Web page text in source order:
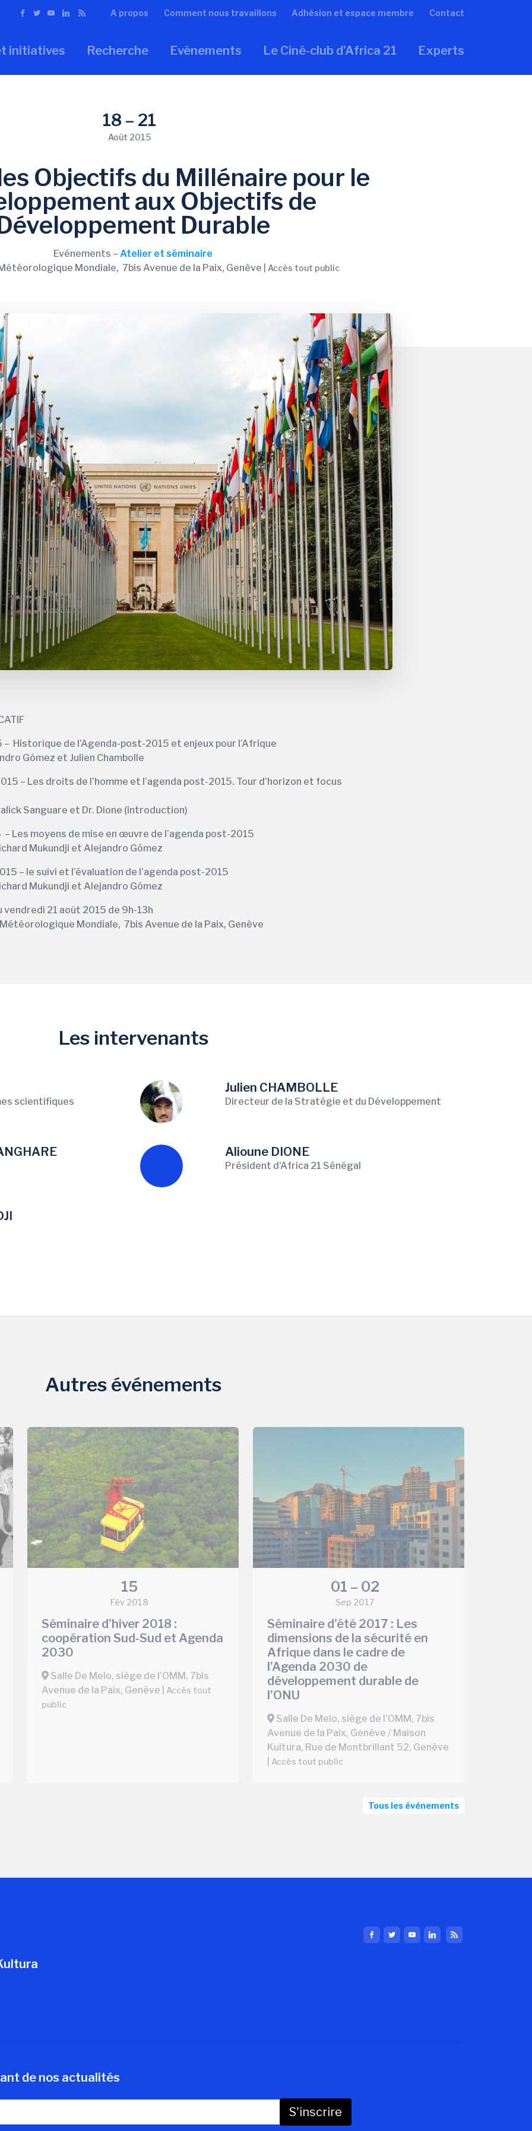
A propos Comment nous travaillons Adhésion et espace membre Contact
initiatives Recherche Evénements Le Ciné-club d’Africa 21 Experts
18 – 21
Août 2015
Objectifs du Millénaire pour le
aux Objectifs de
Durable
Evénements – Atelier et séminaire
Mondiale, 7bis Avenue de la Paix, Genève
| Accès tout public
– Historique de l’Agenda-post-2015 et enjeux pour l’Afrique
Gómez et Julien Chambolle
– Les droits de l’homme et l’agenda post-2015. Tour d’horizon et focus
Sanguare et Dr. Dione (introduction)
Les moyens de mise en œuvre de l’agenda post-2015
Mukundji et Alejandro Gómez
– le suivi et l’évaluation de l’agenda post-2015
Mukundji et Alejandro Gómez
vendredi 21 août 2015 de 9h-13h
Mondiale, 7bis Avenue de la Paix, Genève
Les intervenants
scientifiques
Julien CHAMBOLLE
Directeur de la Stratégie et du Développement
Alioune DIONE
Président d'Africa 21 Sénégal
Autres événements
15
Fév 2018
Séminaire d'hiver 2018 :
coopération Sud-Sud et Agenda
2030
Salle De Melo, siège de l’OMM, 7bis
Avenue de la Paix, Genève
| Accès tout
public
01 – 02
Sep 2017
Séminaire d'été 2017 : Les
dimensions de la sécurité en
Afrique dans le cadre de
l’Agenda 2030 de
développement durable de
l’ONU
Salle De Melo, siège de l’OMM, 7bis
Avenue de la Paix, Genève / Maison
Kultura, Rue de Montbrillant 52, Genève
| Accès tout public
Tous les événements
de nos actualités